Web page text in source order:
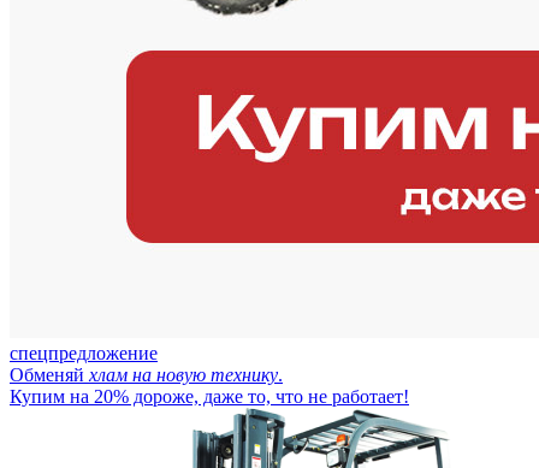
спецпредложение
Обменяй хлам на новую технику.
Купим на 20% дороже, даже то, что не работает!